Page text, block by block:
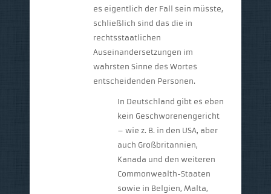
es eigentlich der Fall sein müsste,
schließlich sind das die in
rechtsstaatlichen
Auseinandersetzungen im
wahrsten Sinne des Wortes
entscheidenden Personen.
In Deutschland gibt es eben
kein Geschworenengericht
– wie z. B. in den USA, aber
auch Großbritannien,
Kanada und den weiteren
Commonwealth-Staaten
sowie in Belgien, Malta,